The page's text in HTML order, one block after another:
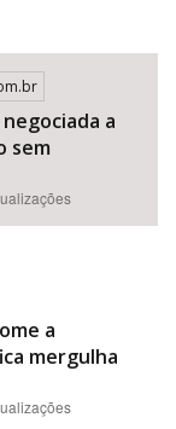
a
sem
a
mergulha